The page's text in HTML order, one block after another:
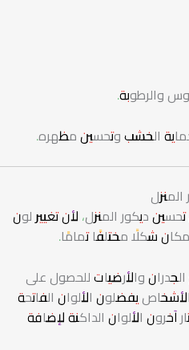
والرطوبة.
حماية الخشب وتحسين مظهره.
ديكور المنزل، لأن تغيير لون
شكلًا مختلفًا تمامًا.
والأرضيات للحصول على
يفضلون الألوان الفاتحة
آخرون الألوان الداكنة لإضافة